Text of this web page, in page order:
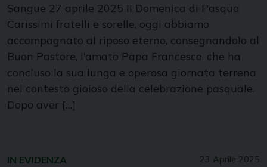
Sangue 27 aprile 2025 II Domenica di Pasqua
Carissimi fratelli e sorelle, oggi abbiamo
accompagnato al riposo eterno, consegnandolo al
Buon Pastore, l’amato Papa Francesco, che ha
concluso la sua lunga e operosa giornata terrena
nel contesto gioioso della celebrazione pasquale.
Dopo aver […]
23 Aprile 2025
IN EVIDENZA